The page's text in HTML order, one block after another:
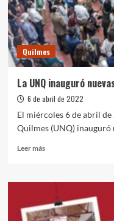
y
DDHH,
el
municipio
de
Quilmes
la
UNQ
Quilmes
La UNQ inauguró
6 de abril de 2022
El miércoles 6 de abril
Quilmes (UNQ) inauguró
Leer másLeer
La
inauguró
nuevas